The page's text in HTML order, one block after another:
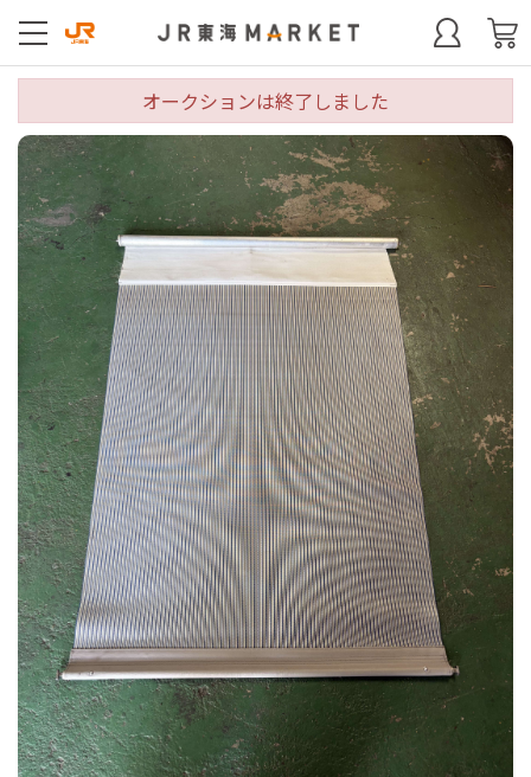
オークションは終了しました